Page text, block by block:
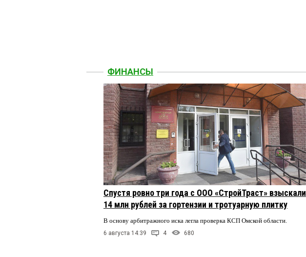
ФИНАНСЫ
Спустя ровно три года с ООО «СтройТраст» взыскали
14 млн рублей за гортензии и тротуарную плитку
В основу арбитражного иска легла проверка КСП Омской области.
6 августа 14:39 4 680